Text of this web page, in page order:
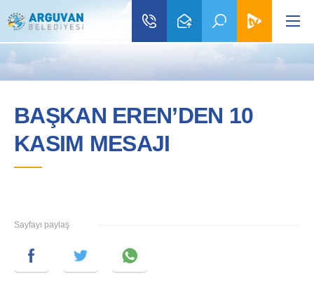
BAŞKAN EREN’DEN 10
KASIM MESAJI
Sayfayı paylaş